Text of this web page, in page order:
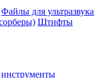
Файлы для ультразвука
Штифты